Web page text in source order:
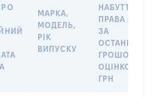
МАРКА,
МОДЕЛЬ,
РІК
ВИПУСКУ
НАБУТТЯ
ПРАВА АБО
ЗА
ГРОШОВОЮ
ОЦІНКОЮ,
ГРН